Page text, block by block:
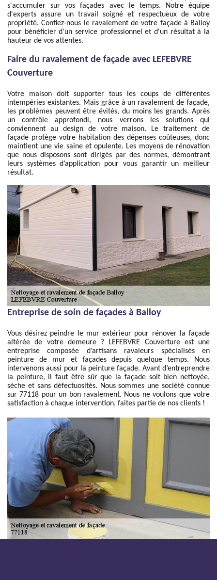
s'accumuler sur vos façades avec le temps. Notre équipe
d'experts assure un travail soigné et respectueux de votre
propriété. Confiez-nous le ravalement de votre façade à Balloy
pour bénéficier d'un service professionnel et d'un résultat à la
hauteur de vos attentes.
Faire du ravalement de façade avec LEFEBVRE
Couverture
Votre maison doit supporter tous les coups de différentes
intempéries existantes. Mais grâce à un ravalement de façade,
les problèmes peuvent être évités, du moins les grands. Après
un contrôle approfondi, nous verrons les solutions qui
conviennent au design de votre maison. Le traitement de
façade protège votre habitation des dépenses coûteuses, donc
maintient une vie saine et opulente. Les moyens de rénovation
que nous disposons sont dirigés par des normes, démontrant
leurs systèmes d’application pour vous garantir un meilleur
résultat.
Entreprise de soin de façades à Balloy
Vous désirez peindre le mur extérieur pour rénover la façade
altérée de votre demeure ? LEFEBVRE Couverture est une
entreprise composée d’artisans ravaleurs spécialisés en
peinture de mur et façades depuis quelque temps. Nous
intervenons aussi pour la peinture façade. Avant d’entreprendre
la peinture, il faut être sûr que la façade soit bien nettoyée,
sèche et sans défectuosités. Nous sommes une société connue
sur 77118 pour un bon ravalement. Nous ne voulons que votre
satisfaction à chaque intervention, faites partie de nos clients !